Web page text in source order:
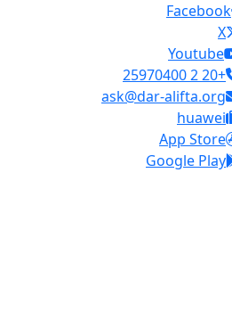
Facebook
X
Youtube
+20 2 25970400
ask@dar-alifta.org
huawei
App Store
Google Play